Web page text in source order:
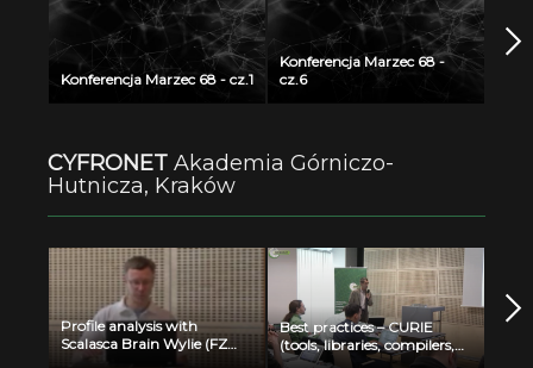
Konferencja Marzec 68 - cz.1
Konferencja Marzec 68 -
cz.6
CYFRONET Akademia Górniczo-
Hutnicza, Kraków
Profile analysis with
Scalasca Brain Wylie (FZ
Juelich)
Best practices – CURIE
(tools, libraries, compilers,
optimization) Jean Noel